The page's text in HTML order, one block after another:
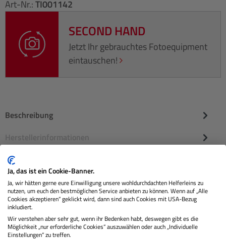
Art-Nr.:TI001142
SECOND HAND
Jetzt Ihr gebrauchtes Fotoequipment
eintauschen!
Beschreibung
Herstellerinformationen
Bewertungen
Ja, das ist ein Cookie-Banner.
Ja, wir hätten gerne eure Einwilligung unsere wohldurchdachten Helferleins zu
nutzen, um euch den bestmöglichen Service anbieten zu können. Wenn auf „Alle
Cookies akzeptieren“ geklickt wird, dann sind auch Cookies mit USA-Bezug
inkludiert.
Wir verstehen aber sehr gut, wenn ihr Bedenken habt, deswegen gibt es die
Möglichkeit „nur erforderliche Cookies“ auszuwählen oder auch „Individuelle
Einstellungen“ zu treffen.